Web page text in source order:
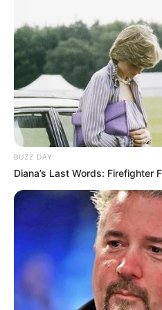
BUZZ DAY
Diana’s Last Words: Firefighter